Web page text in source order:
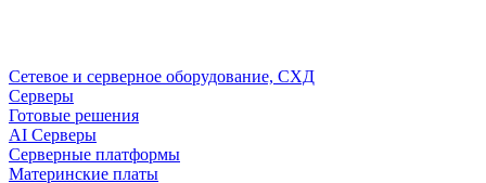
Сетевое и серверное оборудование, СХД
Cерверы
Готовые решения
AI Серверы
Серверные платформы
Материнские платы